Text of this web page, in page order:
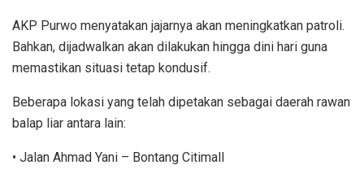
AKP Purwo menyatakan jajarnya akan meningkatkan patroli.
Bahkan, dijadwalkan akan dilakukan hingga dini hari guna
memastikan situasi tetap kondusif.
Beberapa lokasi yang telah dipetakan sebagai daerah rawan
balap liar antara lain:
• Jalan Ahmad Yani – Bontang Citimall